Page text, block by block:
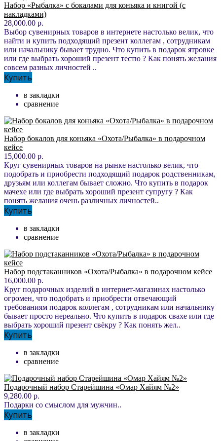
Набор «Рыбалка» с бокалами для коньяка и книгой (с
накладками)
28,000.00 р.
Выбор сувенирных товаров в интернете настолько велик, что
найти и купить подходящий презент коллегам , сотрудникам
или начальнику бывает трудно. Что купить в подарок ятровке
или где выбрать хороший презент тестю ? Как понять желания
совсем разных личностей ..
Купить
в закладки
сравнение
Набор бокалов для коньяка «Охота/Рыбалка» в подарочном
кейсе
15,000.00 р.
Круг сувенирных товаров на рынке настолько велик, что
подобрать и приобрести подходящий подарок родственникам,
друзьям или коллегам бывает сложно. Что купить в подарок
мачехе или где выбрать хороший презент супругу ? Как
понять желания очень различных личностей..
Купить
в закладки
сравнение
Набор подстаканников «Охота/Рыбалка» в подарочном кейсе
16,000.00 р.
Круг подарочных изделий в интернет-магазинах настолько
огромен, что подобрать и приобрести отвечающий
требованиям подарок коллегам , сотрудникам или начальнику
бывает просто нереально. Что купить в подарок свахе или где
выбрать хороший презент свёкру ? Как понять жел..
Купить
в закладки
сравнение
Подарочный набор Старейшина «Омар Хайям №2»
9,280.00 р.
Подарки со смыслом для мужчин..
Купить
в закладки